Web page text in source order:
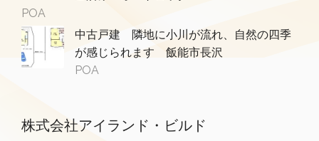
POA
中古戸建 隣地に小川が流れ、自然の四季
が感じられます 飯能市長沢
POA
株式会社アイランド・ビルド